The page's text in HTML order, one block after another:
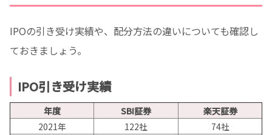
IPOの引き受け実績や、配分方法の違いについても確認し
ておきましょう。
IPO引き受け実績
年度 SBI証券
楽天証券
2021年
122社
74社